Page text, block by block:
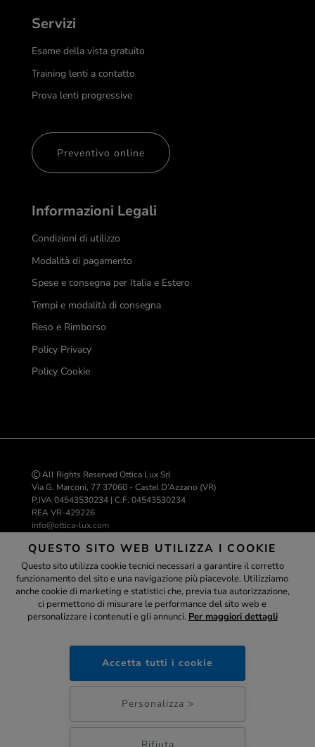
Servizi
Esame della vista gratuito
Training lenti a contatto
Prova lenti progressive
Preventivo online
Informazioni Legali
Condizioni di utilizzo
Modalità di pagamento
Spese e consegna per Italia e Estero
Tempi e modalità di consegna
Reso e Rimborso
Policy Privacy
Policy Cookie
All Rights Reserved Ottica Lux Srl
Via G. Marconi, 77 37060 - Castel D’Azzano (VR)
P.IVA 04543530234 | C.F. 04543530234
REA VR-429226
info@ottica-lux.com
Realizzazione e-commerce Colombo 3000
Assistente
ottica-lux.it
QUESTO SITO WEB UTILIZZA I COOKIE
Questo sito utilizza cookie tecnici necessari a garantire il corretto
funzionamento del sito e una navigazione più piacevole. Utilizziamo
anche cookie di marketing e statistici che, previa tua autorizzazione,
ci permettono di misurare le performance del sito web e
personalizzare i contenuti e gli annunci. Per maggiori dettagli
Accetta tutti i cookie
Personalizza >